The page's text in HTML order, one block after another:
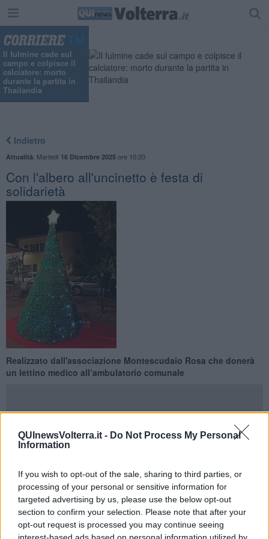
QUInewsVolterra.it - Do Not Process My Personal
Information
If you wish to opt-out of the sale, sharing to third parties, or
processing of your personal or sensitive information for
targeted advertising by us, please use the below opt-out
section to confirm your selection. Please note that after your
opt-out request is processed you may continue seeing
interest-based ads based on personal information utilized by
Il fulmine cade sul
campo e colpisce il
calciatore: morto
durante la partita in
Thailandia
Indietro
Attualità Martedì 16 Dicembre 2025ore 10:20
Con l'albero all'uncinetto è festa di
solidarietà
Realizzato dall'associazione Montescudaio Rosa che donerà
un lettino medico all’ambulatorio comunale
MONTESCUDAIO —
Montescudaio.
Un appuntamento che vedrà anche l’inaugurazione dell’albero di
Natale realizzato all’uncinetto, frutto del lavoro paziente e
appassionato delle donne dell’associazione Montescudaio Rosa,
simbolo di partecipazione, impegno e valore dell’associazionismo